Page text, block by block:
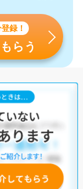
録！
らう